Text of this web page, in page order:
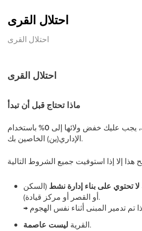
احتلال القرى
احتلال القرى
احتلال القرى
ماذا تحتاج قبل أن تبدأ
يجب عليك خفض ولائها إلى 0%
باستخدام
الإداري(ين) الخاصين بك.
لا تحتوي على بناء إدارة نشط (السكن
أو القصر أو مركز قيادة).
القرية ليست عاصمة
.